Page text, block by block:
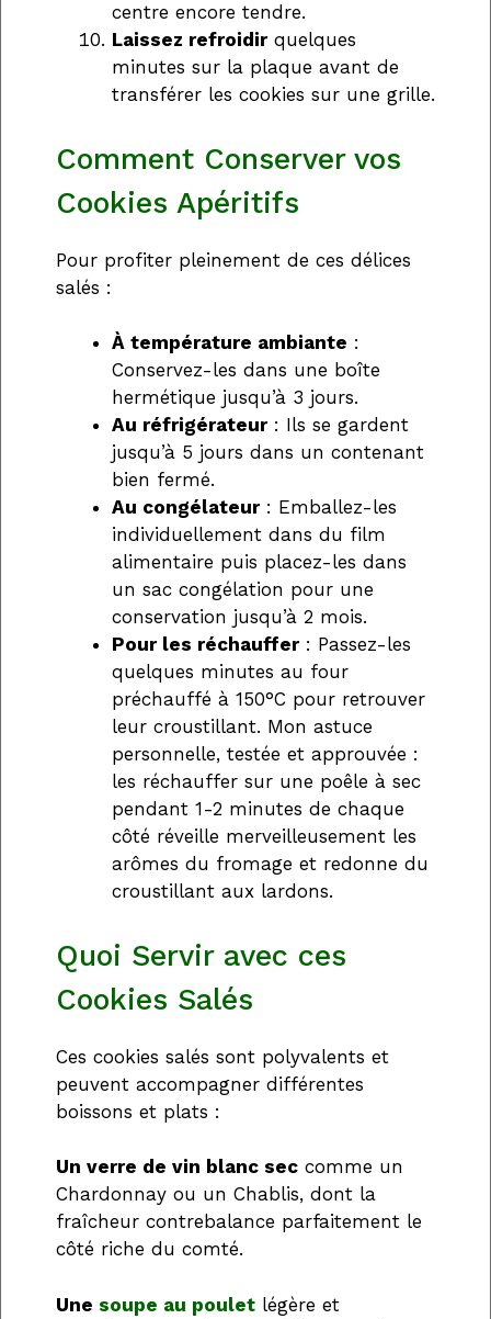
centre encore tendre.
Laissez refroidirquelques
minutes sur la plaque avant de
transférer les cookies sur une grille.
Comment Conserver vos
Cookies Apéritifs
Pour profiter pleinement de ces délices
salés :
À température ambiante :
Conservez-les dans une boîte
hermétique jusqu’à 3 jours.
Au réfrigérateur: Ils se gardent
jusqu’à 5 jours dans un contenant
bien fermé.
Au congélateur: Emballez-les
individuellement dans du film
alimentaire puis placez-les dans
un sac congélation pour une
conservation jusqu’à 2 mois.
Pour les réchauffer: Passez-les
quelques minutes au four
préchauffé à 150°C pour retrouver
leur croustillant. Mon astuce
personnelle, testée et approuvée :
les réchauffer sur une poêle à sec
pendant 1-2 minutes de chaque
côté réveille merveilleusement les
arômes du fromage et redonne du
croustillant aux lardons.
Quoi Servir avec ces
Cookies Salés
Ces cookies salés sont polyvalents et
peuvent accompagner différentes
boissons et plats :
Un verre de vin blanc sec comme un
Chardonnay ou un Chablis, dont la
fraîcheur contrebalance parfaitement le
côté riche du comté.
Une soupe au poulet légère et